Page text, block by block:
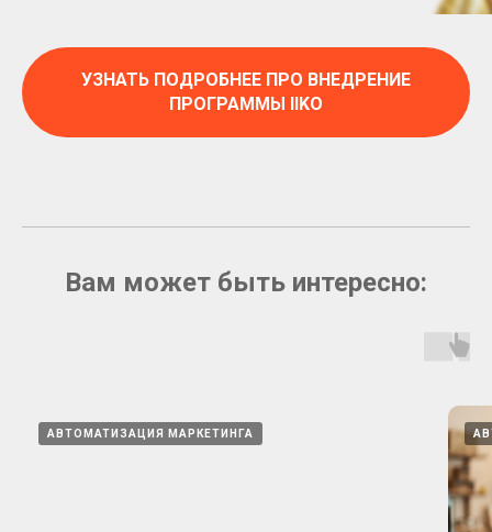
УЗНАТЬ ПОДРОБНЕЕ ПРО ВНЕДРЕНИЕ
ПРОГРАММЫ IIKO
Вам может быть интересно:
АВТОМАТИЗАЦИЯ МАРКЕТИНГА